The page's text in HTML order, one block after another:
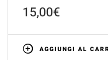
15,00€
AGGIUNGI AL